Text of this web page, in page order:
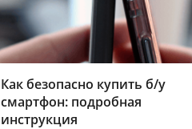
Как безопасно купить б/у
смартфон: подробная
инструкция